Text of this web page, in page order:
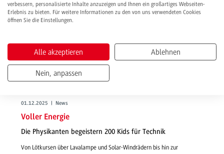
01.12.2025 | News
Voller Energie
Die Physikanten begeistern 200 Kids für Technik
Von Lötkursen über Lavalampe und Solar-Windrädern bis hin zur
verbessern, personalisierte Inhalte anzuzeigen und Ihnen ein großartiges Webseiten-
Erlebnis zu bieten. Für weitere Informationen zu den von uns verwendeten Cookies
öffnen Sie die Einstellungen.
Alle akzeptieren Ablehnen
Nein, anpassen